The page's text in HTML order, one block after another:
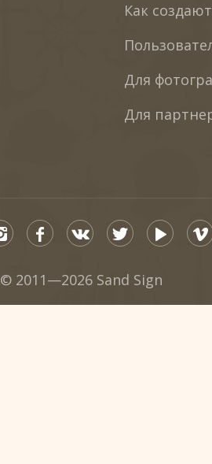
Как
Для
Для
© 2011—2026 Sand Sign